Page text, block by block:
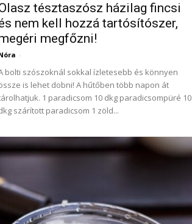
tésztaszósz házilag fincsi
nem kell hozzá tartósítószer,
megfőzni!
-
bolti szószoknál sokkal ízletesebb és könnyen
is lehet dobni! A hűtőben több napon át
1 paradicsom 10 dkg paradicsompüré 10
szárított paradicsom 1 zöld...